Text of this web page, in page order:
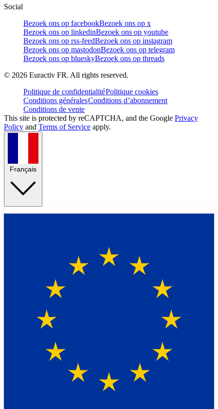
Social
Bezoek ons op facebookBezoek ons op x
Bezoek ons op linkedinBezoek ons op youtube
Bezoek ons op rss-feedBezoek ons op instagram
Bezoek ons op mastodonBezoek ons op telegram
Bezoek ons op blueskyBezoek ons op threads
© 2026 Euractiv FR. All rights reserved.
Politique de confidentialitéPolitique cookies
Conditions généralesConditions d’abonnement
Conditions de vente
This site is protected by reCAPTCHA, and the Google Privacy
Policy and Terms of Service apply.
Français